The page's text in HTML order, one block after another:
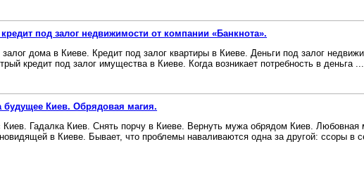
под залог недвижимости от компании «Банкнота».
залог дома в Киеве. Кредит под залог квартиры в Киеве. Деньги под залог
кредит под залог имущества в Киеве. Когда возникает потребность в деньга ...
будущее Киев. Обрядовая магия.
Киев. Гадалка Киев. Снять порчу в Киеве. Вернуть мужа обрядом Киев. Любовная
в Киеве. Бывает, что проблемы наваливаются одна за другой: ссоры в